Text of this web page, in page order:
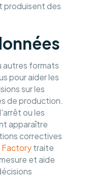
produisent des
autres formats
pour aider les
sur les
de production.
ou les
apparaître
correctives
Factory traite
et aide